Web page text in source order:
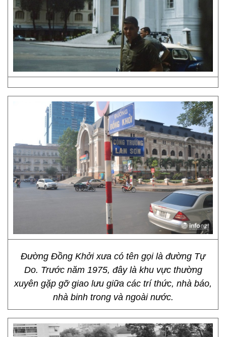
Đường Đồng Khởi xưa có tên gọi là đường Tự
Do. Trước năm 1975, đây là khu vực thường
xuyên gặp gỡ giao lưu giữa các trí thức, nhà báo,
nhà binh trong và ngoài nước.